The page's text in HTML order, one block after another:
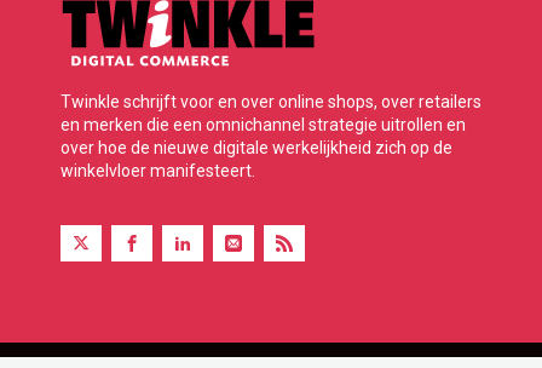
Twinkle schrijft voor en over online shops, over retailers
en merken die een omnichannel strategie uitrollen en
over hoe de nieuwe digitale werkelijkheid zich op de
winkelvloer manifesteert.